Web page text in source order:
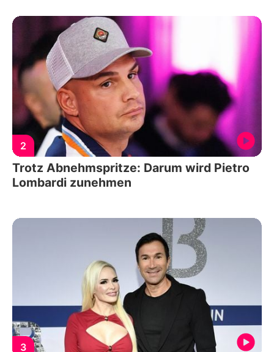
2
Trotz Abnehmspritze: Darum wird Pietro
Lombardi zunehmen
3